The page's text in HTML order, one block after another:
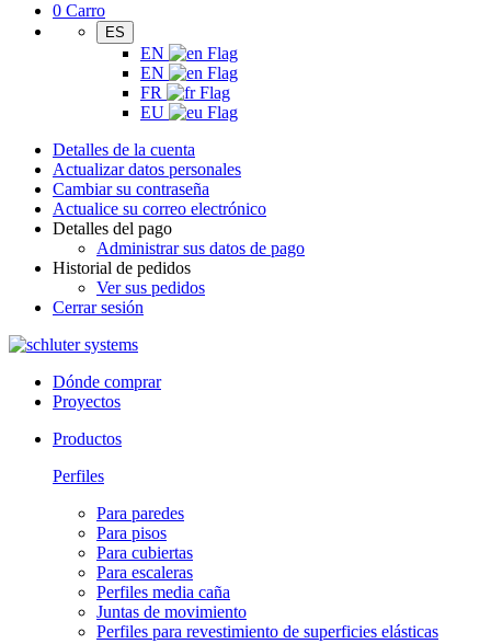
0 Carro
ES
EN
EN
FR
EU
Detalles de la cuenta
Actualizar datos personales
Cambiar su contraseña
Actualice su correo electrónico
Detalles del pago
Administrar sus datos de pago
Historial de pedidos
Ver sus pedidos
Cerrar sesión
Dónde comprar
Proyectos
Productos
Perfiles
Para paredes
Para pisos
Para cubiertas
Para escaleras
Perfiles media caña
Juntas de movimiento
Perfiles para revestimiento de superficies elásticas